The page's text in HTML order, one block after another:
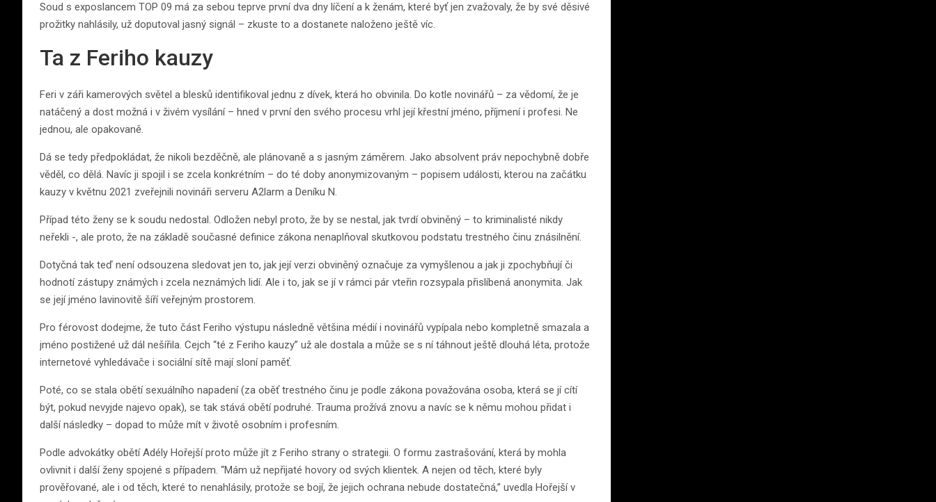
Soud s exposlancem TOP 09 má za sebou teprve první dva dny líčení a k ženám, které byť jen zvažovaly, že by své děsivé
prožitky nahlásily, už doputoval jasný signál – zkuste to a dostanete naloženo ještě víc.
Ta z Feriho kauzy
Feri v záři kamerových světel a blesků identifikoval jednu z dívek, která ho obvinila. Do kotle novinářů – za vědomí, že je
natáčený a dost možná i v živém vysílání – hned v první den svého procesu vrhl její křestní jméno, příjmení i profesi. Ne
jednou, ale opakovaně.
Dá se tedy předpokládat, že nikoli bezděčně, ale plánovaně a s jasným záměrem. Jako absolvent práv nepochybně dobře
věděl, co dělá. Navíc ji spojil i se zcela konkrétním – do té doby anonymizovaným – popisem události, kterou na začátku
kauzy v květnu 2021 zveřejnili novináři serveru A2larm a Deníku N.
Případ této ženy se k soudu nedostal. Odložen nebyl proto, že by se nestal, jak tvrdí obviněný – to kriminalisté nikdy
neřekli -, ale proto, že na základě současné definice zákona nenaplňoval skutkovou podstatu trestného činu znásilnění.
Dotyčná tak teď není odsouzena sledovat jen to, jak její verzi obviněný označuje za vymyšlenou a jak ji zpochybňují či
hodnotí zástupy známých i zcela neznámých lidí. Ale i to, jak se jí v rámci pár vteřin rozsypala přislíbená anonymita. Jak
se její jméno lavinovitě šíří veřejným prostorem.
Pro férovost dodejme, že tuto část Feriho výstupu následně většina médií i novinářů vypípala nebo kompletně smazala a
jméno postižené už dál nešířila. Cejch “té z Feriho kauzy” už ale dostala a může se s ní táhnout ještě dlouhá léta, protože
internetové vyhledávače i sociální sítě mají sloní paměť.
Poté, co se stala obětí sexuálního napadení (za oběť trestného činu je podle zákona považována osoba, která se jí cítí
být, pokud nevyjde najevo opak), se tak stává obětí podruhé. Trauma prožívá znovu a navíc se k němu mohou přidat i
další následky – dopad to může mít v životě osobním i profesním.
Podle advokátky obětí Adély Hořejší proto může jít z Feriho strany o strategii. O formu zastrašování, která by mohla
ovlivnit i další ženy spojené s případem. “Mám už nepřijaté hovory od svých klientek. A nejen od těch, které byly
prověřované, ale i od těch, které to nenahlásily, protože se bojí, že jejich ochrana nebude dostatečná,” uvedla Hořejší v